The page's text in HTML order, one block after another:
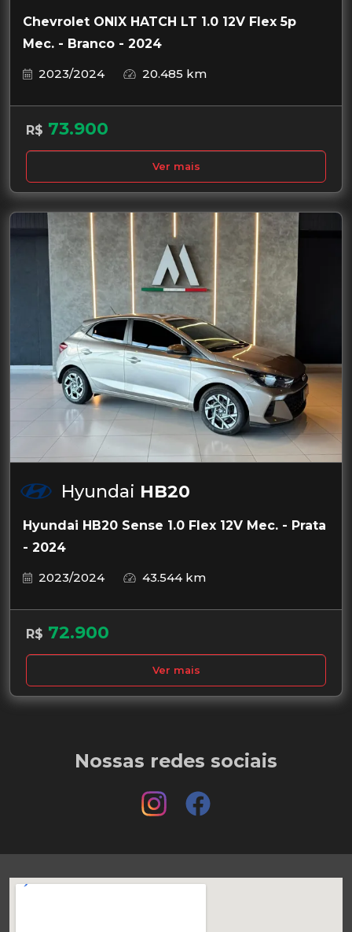
Chevrolet ONIX HATCH LT 1.0 12V Flex 5p
Mec. - Branco - 2024
2023/2024
20.485 km
R$ 73.900
Ver mais
Hyundai HB20
Hyundai HB20 Sense 1.0 Flex 12V Mec. - Prata
- 2024
2023/2024
43.544 km
R$ 72.900
Ver mais
Nossas redes sociais